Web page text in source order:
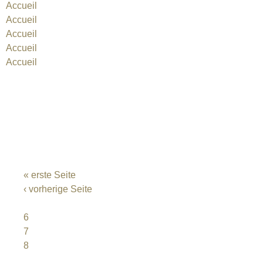
Accueil
Accueil
Accueil
Accueil
Accueil
« erste Seite
‹ vorherige Seite
6
7
8